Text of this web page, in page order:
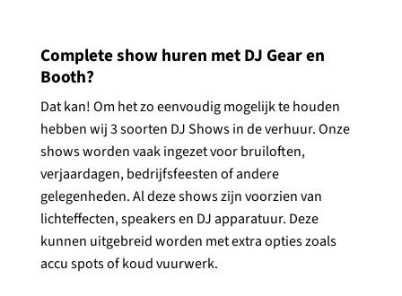
Complete show huren met DJ Gear en
Booth?
Dat kan! Om het zo eenvoudig mogelijk te houden
hebben wij 3 soorten DJ Shows in de verhuur. Onze
shows worden vaak ingezet voor bruiloften,
verjaardagen, bedrijfsfeesten of andere
gelegenheden. Al deze shows zijn voorzien van
lichteffecten, speakers en DJ apparatuur. Deze
kunnen uitgebreid worden met extra opties zoals
accu spots of koud vuurwerk.